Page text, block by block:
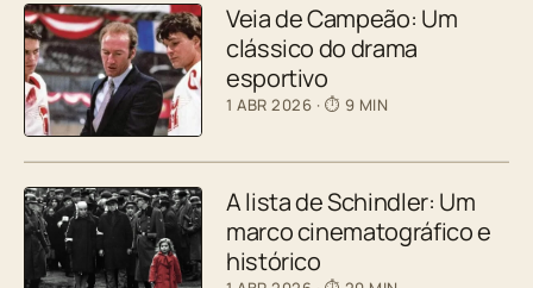
Veia de Campeão: Um
clássico do drama
esportivo
1 ABR 2026 · ⏱ 9 MIN
A lista de Schindler: Um
marco cinematográfico e
histórico